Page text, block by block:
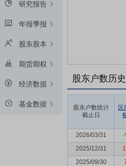
研究报告
年报季报
股东股本
期货期权
经济数据
基金数据
股东户数历
股东户数统计
截止日
区
2026/03/31 -
2025/12/31
2025/09/30